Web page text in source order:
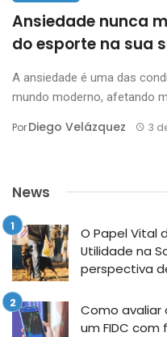
Ansiedade nunca
do esporte na sua
A ansiedade é uma das
mundo moderno, afetando
PorDiego Velázquez 3
News
O Papel Vital
Utilidade na
perspectiva
Como avaliar
um FIDC com